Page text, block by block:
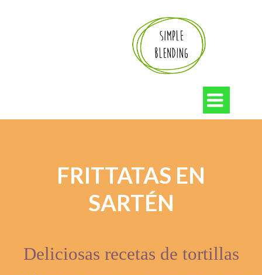

FRITTATAS EN
SARTÉN
Deliciosas recetas de tortillas